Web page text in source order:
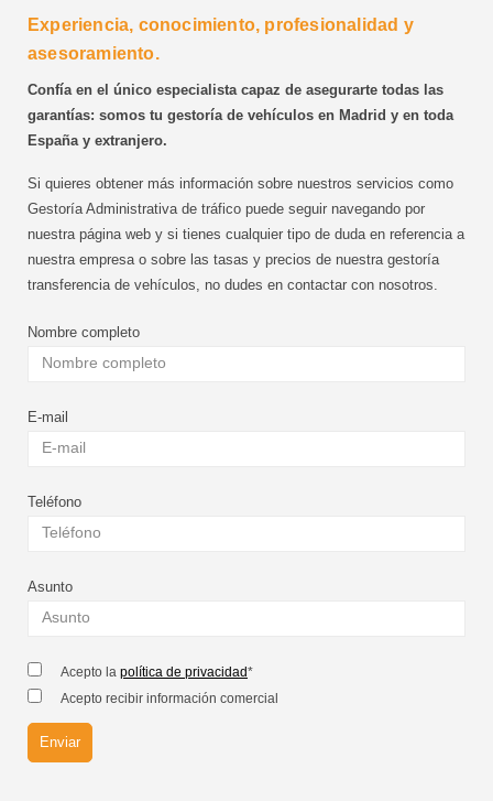
Experiencia, conocimiento, profesionalidad y
asesoramiento.
Confía en el único especialista capaz de asegurarte todas las
garantías: somos tu gestoría de vehículos en Madrid y en toda
España y extranjero.
Si quieres obtener más información sobre nuestros servicios como
Gestoría Administrativa de tráfico puede seguir navegando por
nuestra página web y si tienes cualquier tipo de duda en referencia a
nuestra empresa o sobre las tasas y precios de nuestra gestoría
transferencia de vehículos, no dudes en contactar con nosotros.
Nombre completo
E-mail
Teléfono
Asunto
Acepto la política de privacidad*
Acepto recibir información comercial